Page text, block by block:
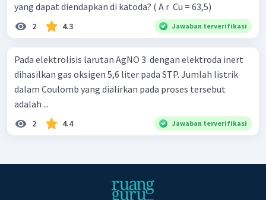
yang dapat diendapkan di katoda? ( A r ​ Cu = 63,5)
2 4.3 Jawaban terverifikasi
Pada elektrolisis larutan AgNO 3 ​ dengan elektroda inert
dihasilkan gas oksigen 5,6 liter pada STP. Jumlah listrik
dalam Coulomb yang dialirkan pada proses tersebut
adalah ...
2 4.4 Jawaban terverifikasi